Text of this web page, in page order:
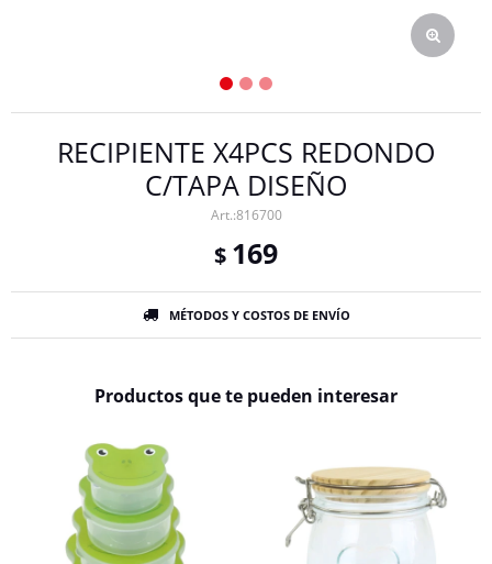
RECIPIENTE X4PCS REDONDO
C/TAPA DISEÑO
816700
$ 169
MÉTODOS Y COSTOS DE ENVÍO
Productos que te pueden interesar